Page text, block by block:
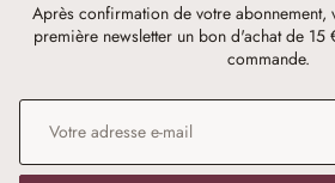
Après confirmation de votre abonnement,
première newsletter un bon d'achat de
commande.
Adresse e-mail